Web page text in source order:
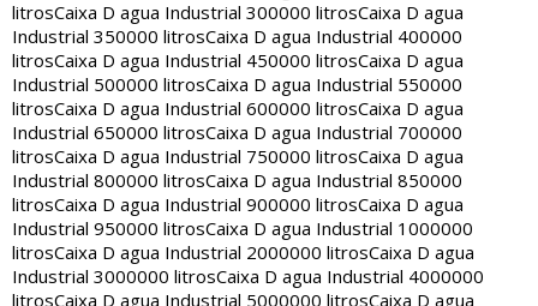
litrosCaixa D agua Industrial 300000 litrosCaixa D agua
Industrial 350000 litrosCaixa D agua Industrial 400000
litrosCaixa D agua Industrial 450000 litrosCaixa D agua
Industrial 500000 litrosCaixa D agua Industrial 550000
litrosCaixa D agua Industrial 600000 litrosCaixa D agua
Industrial 650000 litrosCaixa D agua Industrial 700000
litrosCaixa D agua Industrial 750000 litrosCaixa D agua
Industrial 800000 litrosCaixa D agua Industrial 850000
litrosCaixa D agua Industrial 900000 litrosCaixa D agua
Industrial 950000 litrosCaixa D agua Industrial 1000000
litrosCaixa D agua Industrial 2000000 litrosCaixa D agua
Industrial 3000000 litrosCaixa D agua Industrial 4000000
litrosCaixa D agua Industrial 5000000 litrosCaixa D agua